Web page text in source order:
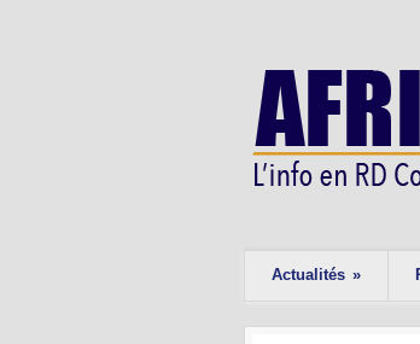
Actualités »